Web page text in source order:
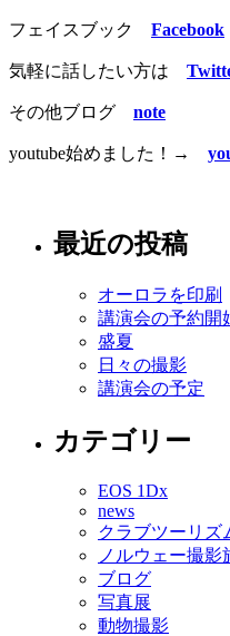
フェイスブック Facebook
気軽に話したい方は
その他ブログ note
youtube始めました！→
最近の投稿
オーロラを印刷
講演会の予約開
盛夏
日々の撮影
講演会の予定
カテゴリー
EOS 1Dx
news
クラブツーリズ
ノルウェー撮影
ブログ
写真展
動物撮影